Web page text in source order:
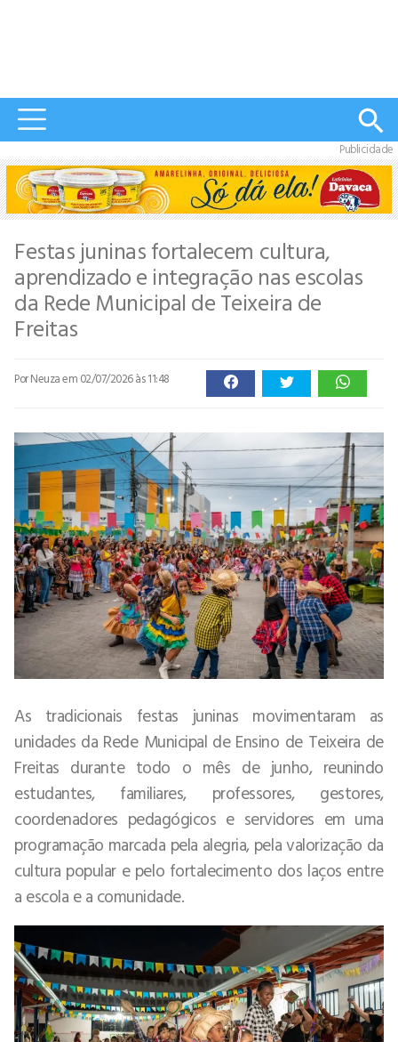
Publicidade
Festas juninas fortalecem cultura,
aprendizado e integração nas escolas
da Rede Municipal de Teixeira de
Freitas
Por Neuzaem 02/07/2026 às 11:48
As tradicionais festas juninas movimentaram as
unidades da Rede Municipal de Ensino de Teixeira de
Freitas durante todo o mês de junho, reunindo
estudantes, familiares, professores, gestores,
coordenadores pedagógicos e servidores em uma
programação marcada pela alegria, pela valorização da
cultura popular e pelo fortalecimento dos laços entre
a escola e a comunidade.